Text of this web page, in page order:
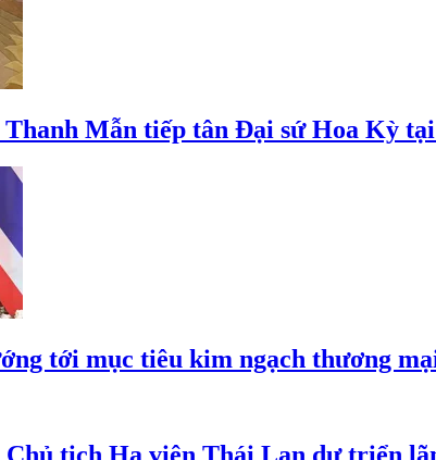
Mẫn tiếp tân Đại sứ Hoa Kỳ
tới mục tiêu kim ngạch thương